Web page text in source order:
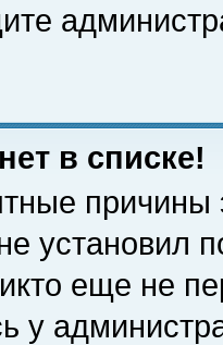
в списке!
причины
установил
еще не
у